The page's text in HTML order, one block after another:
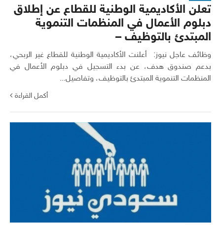
تعلن الأكاديمية الوطنية للقطاع عن إطلاق
دبلوم الأعمال في المنظمات التنموية
المبتدئ بالتوظيف –
وظائف عاجل نيوز: أعلنت الأكاديمية الوطنية للقطاع غير الربحي،
بدعم صندوق هدف، عن بدء التسجيل في دبلوم الأعمال في
المنظمات التنموية المبتدئ بالتوظيف، وتفاصيل...
أكمل القراءة